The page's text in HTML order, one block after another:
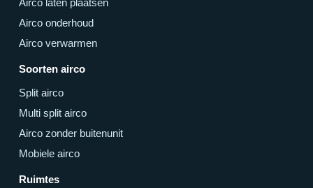
Airco laten plaatsen
Airco onderhoud
Airco verwarmen
Soorten airco
Split airco
Multi split airco
Airco zonder buitenunit
Mobiele airco
Ruimtes